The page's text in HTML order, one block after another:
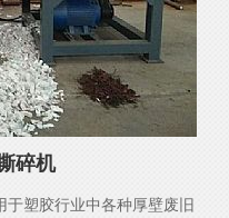
碎机
塑胶行业中各种厚壁废旧